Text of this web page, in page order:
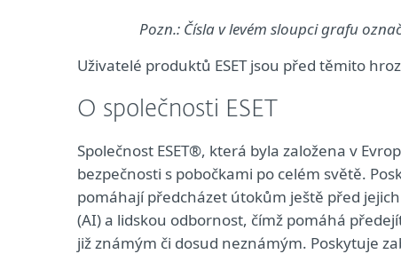
Pozn.: Čísla v levém sloupci grafu
Uživatelé produktů ESET jsou před těmito
O společnosti ESET
Společnost ESET®, která byla založena v
bezpečnosti s pobočkami po celém světě.
pomáhají předcházet útokům ještě před
(AI) a lidskou odbornost, čímž pomáhá
již známým či dosud neznámým. Poskytuje